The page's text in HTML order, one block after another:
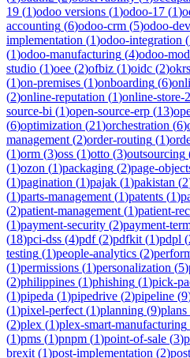
19 (1)odoo versions (1)odoo-17 (1)
accounting (6)odoo-crm (5)odoo-
implementation (1)odoo-integration (
(1)odoo-manufacturing (4)odoo-
studio (1)oee (2)ofbiz (1)oidc (2)okrs
(1)on-premises (1)onboarding (6)
(2)online-reputation (1)online-store-
source-bi (1)open-source-erp (13)
(6)optimization (21)orchestration (6)
management (2)order-routing (1)
(1)orm (3)oss (1)otto (3)outsourcing
(1)ozon (1)packaging (2)page-
(1)pagination (1)pajak (1)pakistan (2
(1)parts-management (1)patents (1)
(2)patient-management (1)patient-
(1)payment-security (2)payment-
(18)pci-dss (4)pdf(2)pdfkit (1)pdpl (
testing (1)people-analytics (2)
(1)permissions (1)personalization (5)
(2)philippines (1)phishing (1)pick-
(1)pipeda (1)pipedrive (2)pipeline (9
(1)pixel-perfect (1)planning (9)plans
(2)plex (1)plex-smart-manufacturing
(1)pms (1)pnpm (1)point-of-sale (3)
brexit (1)post-implementation (2)